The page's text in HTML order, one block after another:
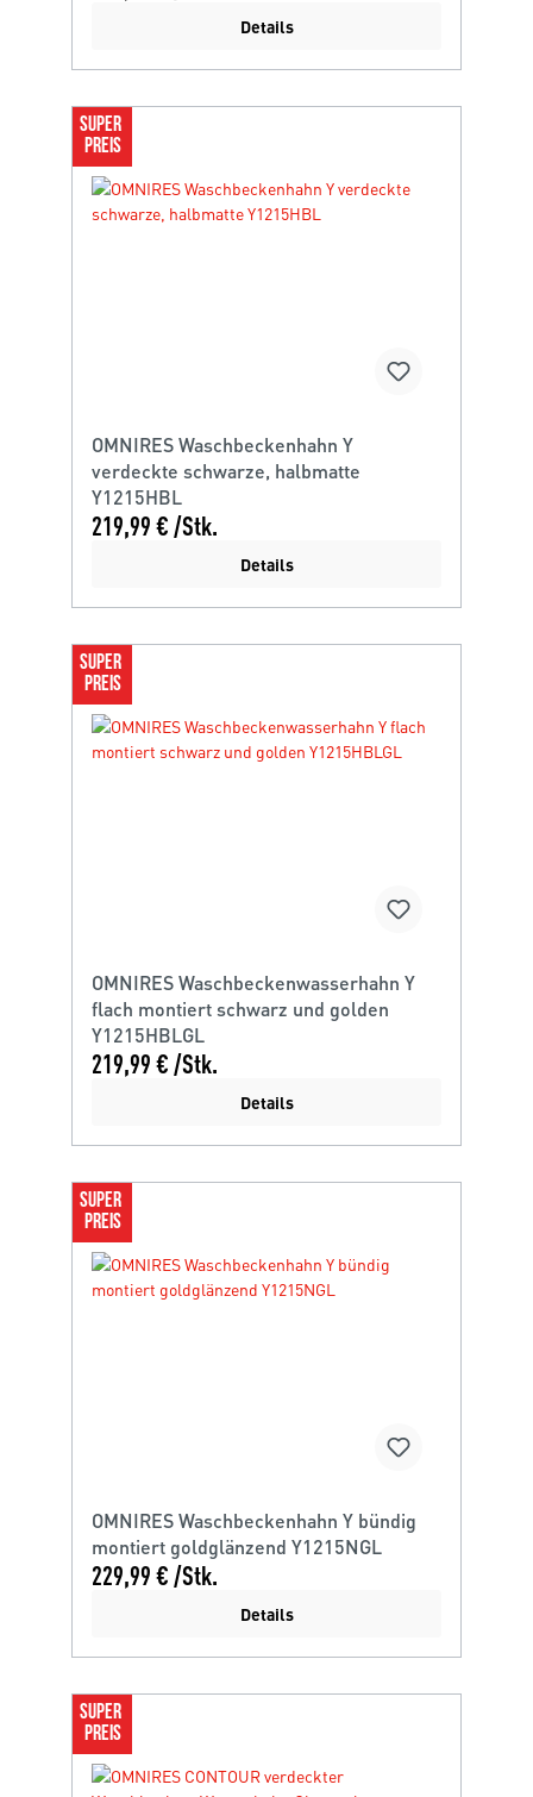
Details
SUPER
PREIS
OMNIRES Waschbeckenhahn Y
verdeckte schwarze, halbmatte
Y1215HBL
219,99 € /Stk.
Details
SUPER
PREIS
OMNIRES Waschbeckenwasserhahn Y
flach montiert schwarz und golden
Y1215HBLGL
219,99 € /Stk.
Details
SUPER
PREIS
OMNIRES Waschbeckenhahn Y bündig
montiert goldglänzend Y1215NGL
229,99 € /Stk.
Details
SUPER
PREIS